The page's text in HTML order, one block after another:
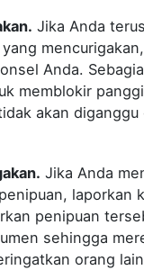
Jika Anda
Anda.
memblokir
akan diganggu
Jika Anda
laporkan
penipuan
sehingga
orang